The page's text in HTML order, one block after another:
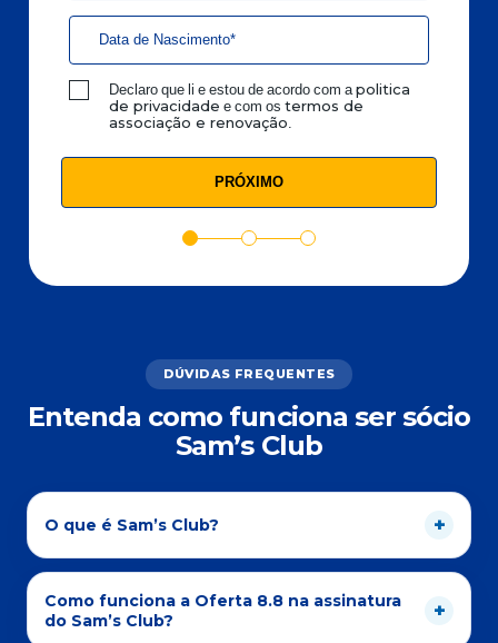
Declaro que li e estou de acordo com apolitica
de privacidade e com ostermos de
associação e renovação.
DÚVIDAS FREQUENTES
Entenda como funciona ser sócio
Sam’s Club
O que é Sam’s Club?
Como funciona a Oferta 8.8 na assinatura
do Sam’s Club?